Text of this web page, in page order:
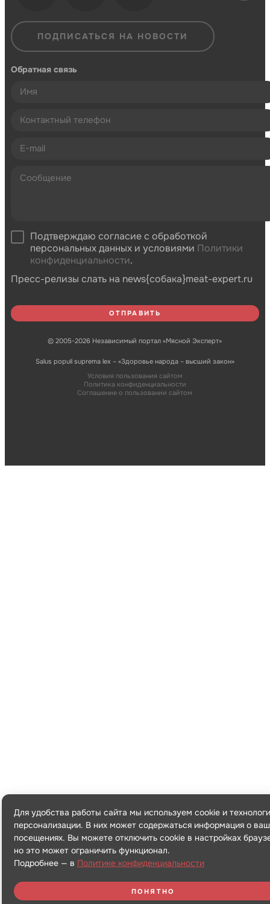
ПОДПИСАТЬСЯ НА НОВОСТИ
Обратная связь
Подтверждаю согласие с обработкой
персональных данных и условиями Политики
конфиденциальности.
Пресс-релизы слать на news{собака}meat-expert.ru
© 2005-2026 Независимый портал «Мясной Эксперт»
Salus populi suprema lex – «Здоровье народа – высший закон»
Условия пользования сайтом
Политика конфиденциальности
Соглашение о пользовании сайтом
Для удобства работы сайта мы используем cookie и
персонализации. В них может содержаться информация о
посещениях. Вы можете отключить cookie в настройках
но это может ограничить функционал.
Подробнее — в Политике конфиденциальности
ПОНЯТНО